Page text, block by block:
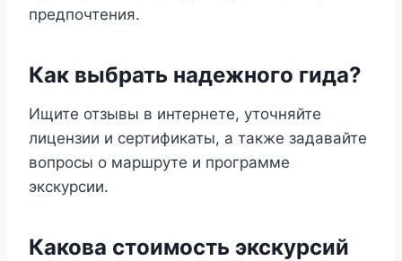
предпочтения.
Как выбрать надежного гида?
Ищите отзывы в интернете, уточняйте
лицензии и сертификаты, а также задавайте
вопросы о маршруте и программе
экскурсии.
Какова стоимость экскурсий